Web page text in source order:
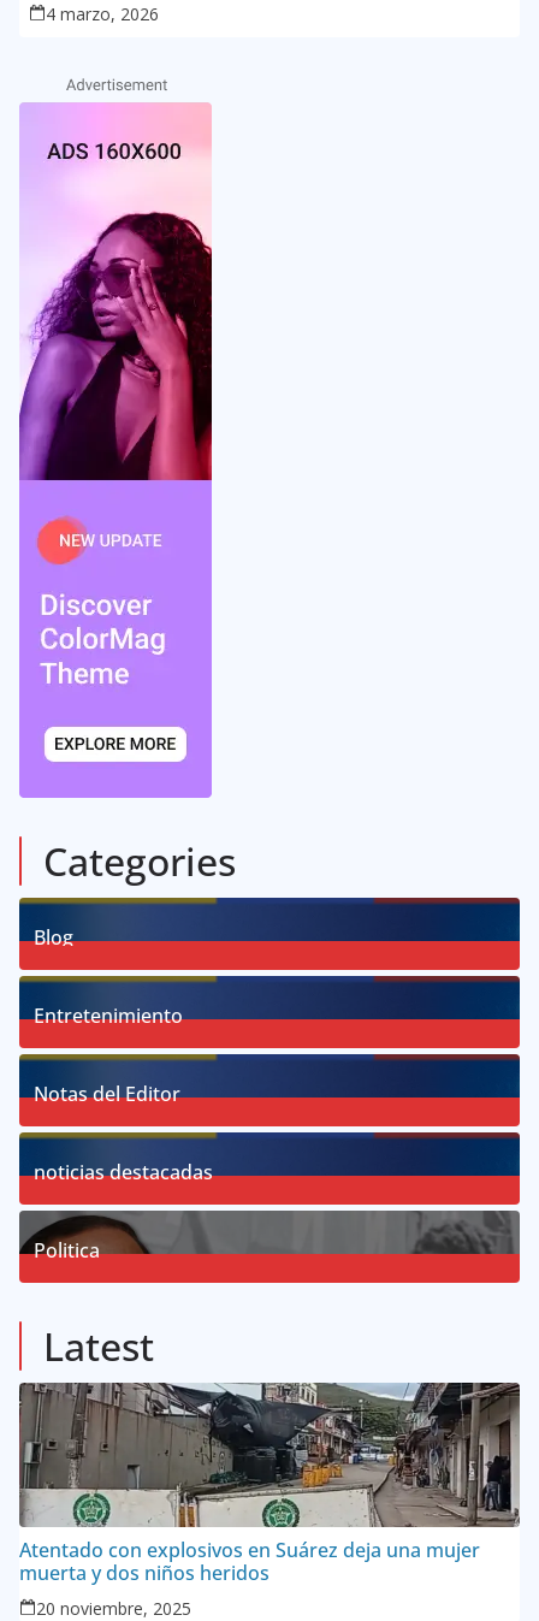
4 marzo, 2026
Categories
Blog
Posts
Entretenimiento
Posts
Notas del Editor
Posts
noticias destacadas
Politica
Latest
Atentado con explosivos en Suárez deja una mujer
muerta y dos niños heridos
20 noviembre, 2025